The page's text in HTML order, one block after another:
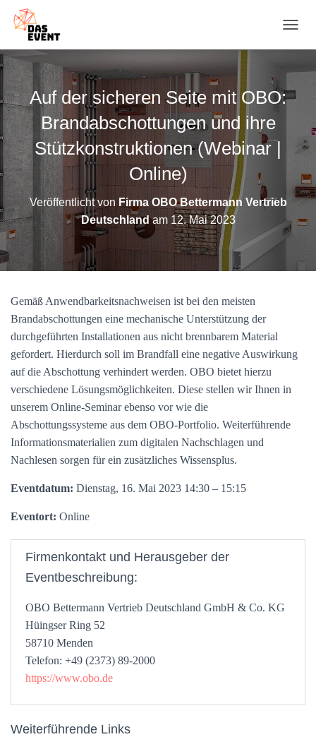
A
I
G
S
H
Auf der sicheren Seite mit OBO:
Brandabschottungen und ihre
Stützkonstruktionen (Webinar |
Online)
Veröffentlicht von Firma OBO Bettermann Vertrieb
Deutschlandam 12. Mai 2023
Gemäß Anwendbarkeitsnachweisen ist bei den meisten
Brandabschottungen eine mechanische Unterstützung der
durchgeführten Installationen aus nicht brennbarem Material
gefordert. Hierdurch soll im Brandfall eine negative Auswirkung
auf die Abschottung verhindert werden. OBO bietet hierzu
verschiedene Lösungsmöglichkeiten. Diese stellen wir Ihnen in
unserem Online-Seminar ebenso vor wie die
Abschottungssysteme aus dem OBO-Portfolio. Weiterführende
Informationsmaterialien zum digitalen Nachschlagen und
Nachlesen sorgen für ein zusätzliches Wissensplus.
Eventdatum: Dienstag, 16. Mai 2023 14:30 – 15:15
Eventort: Online
Firmenkontakt und Herausgeber der
Eventbeschreibung:
OBO Bettermann Vertrieb Deutschland GmbH & Co. KG
Hüingser Ring 52
58710 Menden
Telefon: +49 (2373) 89-2000
https://www.obo.de
Weiterführende Links